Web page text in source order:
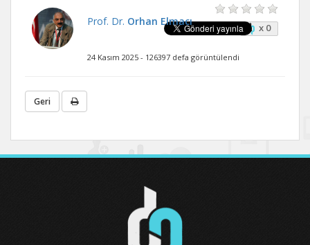
Prof. Dr. Orhan Elmacı x 0
24 Kasım 2025 - 126397 defa görüntülendi
Geri